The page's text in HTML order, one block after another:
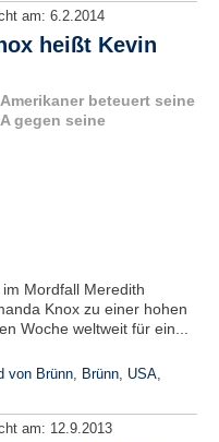
am: 6.2.2014
heißt Kevin
beteuert seine
gegen seine
Mordfall Meredith
Knox zu einer hohen
Woche weltweit für ein...
von Brünn, Brünn, USA,
am: 12.9.2013